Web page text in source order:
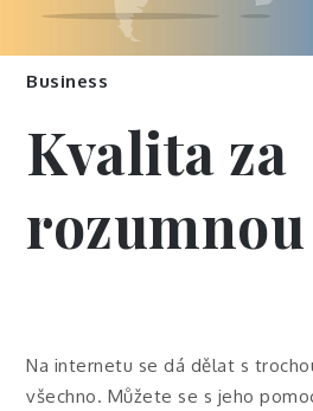
Business
Kvalita za
Na internetu se dá dělat s
všechno. Můžete se s jeho